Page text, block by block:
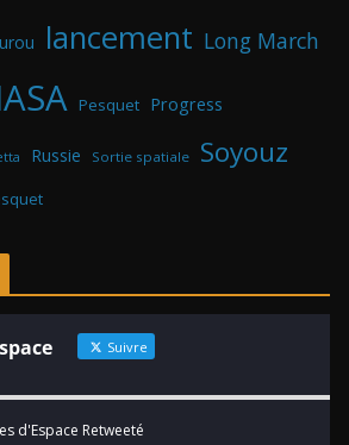
lancement Long March
Pesquet Progress
Russie Sortie spatiale Soyouz
Suivre
d'Espace Retweeté